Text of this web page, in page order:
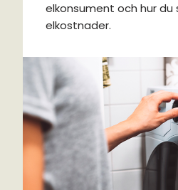
elkonsument och hur du
elkostnader.